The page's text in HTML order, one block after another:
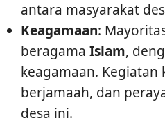
antara masyarakat
Keagamaan:
beragama Islam,
keagamaan.
berjamaah, dan
desa ini.